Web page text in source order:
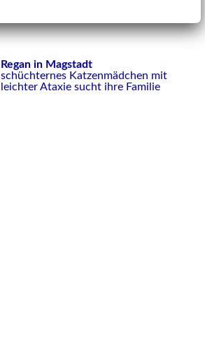
Regan in Magstadt
schüchternes Katzenmädchen mit
leichter Ataxie sucht ihre Familie